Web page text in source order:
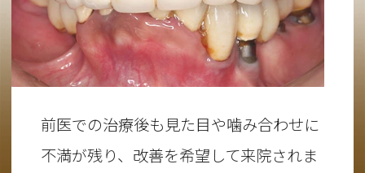
前医での治療後も見た目や噛み合わせに
不満が残り、改善を希望して来院されま